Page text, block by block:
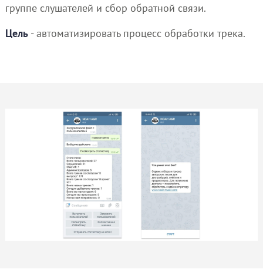
группе слушателей и сбор обратной связи.
Цель- автоматизировать процесс обработки трека.